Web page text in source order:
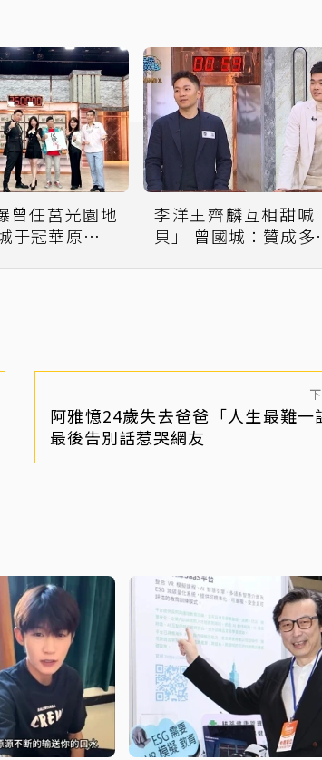
曾任莒光園地
于冠華原來是
李洋王齊麟互相甜喊
貝」 曾國城：贊成多
阿雅憶24歲失去爸爸「人生最難一
最後告別話惹哭網友